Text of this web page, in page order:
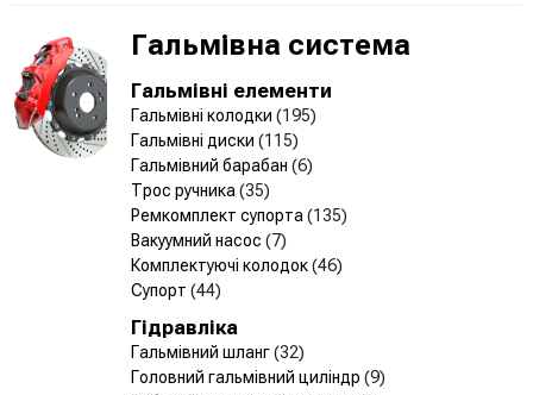
Гальмівна система
Гальмівні елементи
Гальмівні колодки (195)
Гальмівні диски (115)
Гальмівний барабан (6)
Трос ручника (35)
Ремкомплект супорта (135)
Вакуумний насос (7)
Комплектуючі колодок(46)
Супорт (44)
Гідравліка
Гальмівний шланг(32)
Головний гальмівний циліндр (9)